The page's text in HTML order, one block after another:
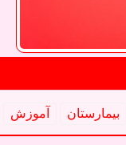
بیمارستان آموزش